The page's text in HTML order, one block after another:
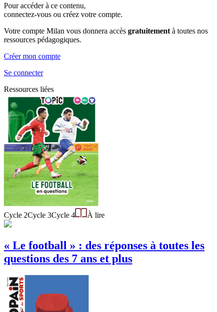
Pour accéder à ce contenu,
connectez-vous ou créez votre compte.
Votre compte Milan vous donnera accès gratuitement à toutes nos
ressources pédagogiques.
Créer mon compte
Se connecter
Ressources liées
Cycle 2Cycle 3Cycle 4 À lire
« Le football » : des réponses à toutes les
questions des 7 ans et plus